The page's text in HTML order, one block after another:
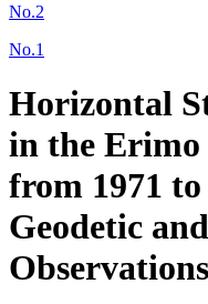
No.2
No.1
Horizontal
in the
from 1971
Geodetic
Observations